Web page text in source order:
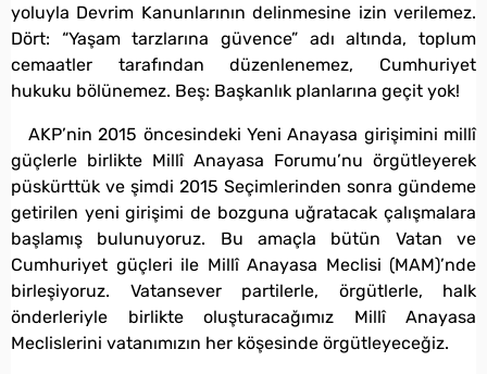
yoluyla Devrim Kanunlarının delinmesine izin verilemez.
Dört: “Yaşam tarzlarına güvence” adı altında, toplum
cemaatler tarafından düzenlenemez, Cumhuriyet
hukuku bölünemez. Beş: Başkanlık planlarına geçit yok!
AKP’nin 2015 öncesindeki Yeni Anayasa girişimini millî
güçlerle birlikte Millî Anayasa Forumu’nu örgütleyerek
püskürttük ve şimdi 2015 Seçimlerinden sonra gündeme
getirilen yeni girişimi de bozguna uğratacak çalışmalara
başlamış bulunuyoruz. Bu amaçla bütün Vatan ve
Cumhuriyet güçleri ile Millî Anayasa Meclisi (MAM)’nde
birleşiyoruz. Vatansever partilerle, örgütlerle, halk
önderleriyle birlikte oluşturacağımız Millî Anayasa
Meclislerini vatanımızın her köşesinde örgütleyeceğiz.